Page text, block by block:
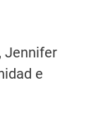
Jennifer
e